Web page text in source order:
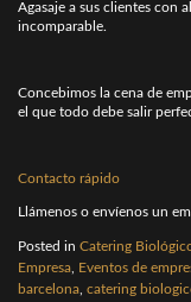
Agasaje a sus clientes con
incomparable.
Concebimos la cena de
el que todo debe salir
Contacto rápido
Llámenos o envíenos un
Posted in Catering
Empresa, Eventos de
barcelona, catering